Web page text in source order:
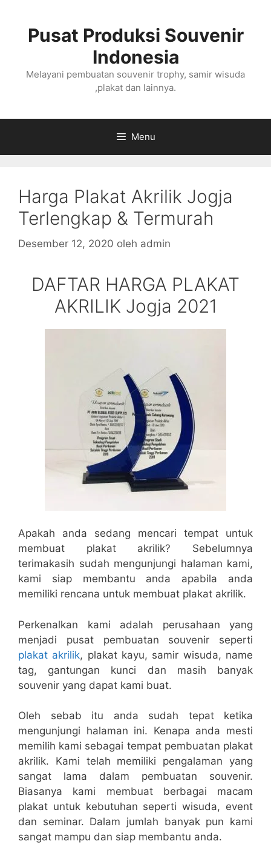
Pusat Produksi Souvenir
Indonesia
Melayani pembuatan souvenir trophy, samir wisuda
,plakat dan lainnya.
Menu
Harga Plakat Akrilik Jogja
Terlengkap & Termurah
Desember 12, 2020 oleh admin
DAFTAR HARGA PLAKAT
AKRILIK Jogja 2021
Apakah anda sedang mencari tempat untuk
membuat plakat akrilik? Sebelumnya
terimakasih sudah mengunjungi halaman kami,
kami siap membantu anda apabila anda
memiliki rencana untuk membuat plakat akrilik.
Perkenalkan kami adalah perusahaan yang
menjadi pusat pembuatan souvenir seperti
plakat akrilik, plakat kayu, samir wisuda, name
tag, gantungan kunci dan masih banyak
souvenir yang dapat kami buat.
Oleh sebab itu anda sudah tepat ketika
mengunjungi halaman ini. Kenapa anda mesti
memilih kami sebagai tempat pembuatan plakat
akrilik. Kami telah memiliki pengalaman yang
sangat lama dalam pembuatan souvenir.
Biasanya kami membuat berbagai macam
plakat untuk kebutuhan seperti wisuda, event
dan seminar. Dalam jumlah banyak pun kami
sangat mampu dan siap membantu anda.